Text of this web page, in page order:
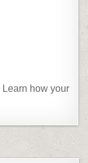
Learn how your